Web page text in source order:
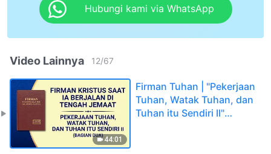
Hubungi kami via WhatsApp
Video Lainnya 12/67
44:01
Firman Tuhan | "Pekerjaan
Tuhan, Watak Tuhan, dan
Tuhan itu Sendiri II"